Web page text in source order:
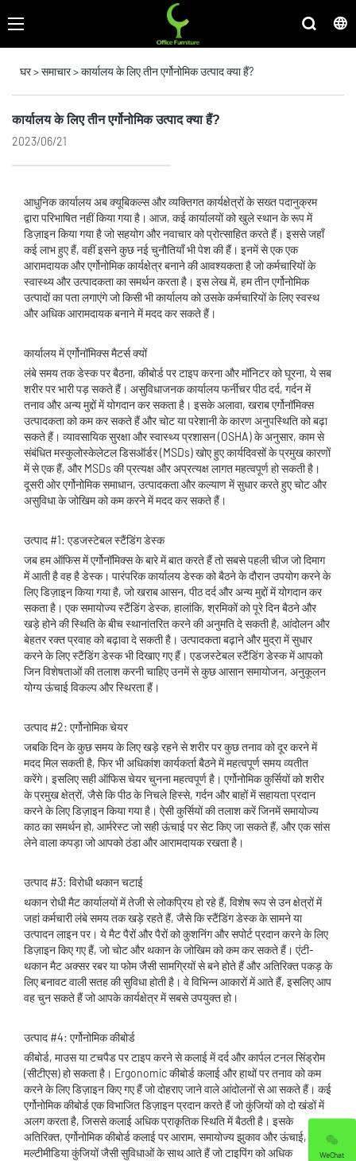
घर>समाचार>कार्यालय के लिए तीन एर्गोनोमिक उत्पाद क्या हैं?
कार्यालय के लिए तीन एर्गोनोमिक उत्पाद क्या हैं?
2023/06/21
आधुनिक कार्यालय अब क्यूबिकल्स और व्यक्तिगत कार्यक्षेत्रों के सख्त पदानुक्रम
द्वारा परिभाषित नहीं किया गया है। आज, कई कार्यालयों को खुले स्थान के रूप में
डिज़ाइन किया गया है जो सहयोग और नवाचार को प्रोत्साहित करते हैं। इससे जहाँ
कई लाभ हुए हैं, वहीं इसने कुछ नई चुनौतियाँ भी पेश की हैं। इनमें से एक एक
आरामदायक और एर्गोनोमिक कार्यक्षेत्र बनाने की आवश्यकता है जो कर्मचारियों के
स्वास्थ्य और उत्पादकता का समर्थन करता है। इस लेख में, हम तीन एर्गोनोमिक
उत्पादों का पता लगाएंगे जो किसी भी कार्यालय को उसके कर्मचारियों के लिए स्वस्थ
और अधिक आरामदायक बनाने में मदद कर सकते हैं।
कार्यालय में एर्गोनॉमिक्स मैटर्स क्यों
लंबे समय तक डेस्क पर बैठना, कीबोर्ड पर टाइप करना और मॉनिटर को घूरना, ये सब
शरीर पर भारी पड़ सकते हैं। असुविधाजनक कार्यालय फर्नीचर पीठ दर्द, गर्दन में
तनाव और अन्य मुद्दों में योगदान कर सकता है। इसके अलावा, खराब एर्गोनॉमिक्स
उत्पादकता को कम कर सकते हैं और चोट या परेशानी के कारण अनुपस्थिति को बढ़ा
सकते हैं। व्यावसायिक सुरक्षा और स्वास्थ्य प्रशासन (OSHA) के अनुसार, काम से
संबंधित मस्कुलोस्केलेटल डिसऑर्डर (MSDs) खोए हुए कार्यदिवसों के प्रमुख कारणों
में से एक हैं, और MSDs की प्रत्यक्ष और अप्रत्यक्ष लागत महत्वपूर्ण हो सकती है।
दूसरी ओर एर्गोनोमिक समाधान, उत्पादकता और कल्याण में सुधार करते हुए चोट और
असुविधा के जोखिम को कम करने में मदद कर सकते हैं।
उत्पाद #1: एडजस्टेबल स्टैंडिंग डेस्क
जब हम ऑफिस में एर्गोनॉमिक्स के बारे में बात करते हैं तो सबसे पहली चीज जो दिमाग
में आती है वह है डेस्क। पारंपरिक कार्यालय डेस्क को बैठने के दौरान उपयोग करने के
लिए डिज़ाइन किया गया है, जो खराब आसन, पीठ दर्द और अन्य मुद्दों में योगदान कर
सकता है। एक समायोज्य स्टैंडिंग डेस्क, हालांकि, श्रमिकों को पूरे दिन बैठने और
खड़े होने की स्थिति के बीच स्थानांतरित करने की अनुमति दे सकती है, आंदोलन और
बेहतर रक्त प्रवाह को बढ़ावा दे सकती है। उत्पादकता बढ़ाने और मुद्रा में सुधार
करने के लिए स्टैंडिंग डेस्क भी दिखाए गए हैं। एडजस्टेबल स्टैंडिंग डेस्क में आपको
जिन विशेषताओं की तलाश करनी चाहिए उनमें से कुछ आसान समायोजन, अनुकूलन
योग्य ऊंचाई विकल्प और स्थिरता हैं।
उत्पाद #2: एर्गोनोमिक चेयर
जबकि दिन के कुछ समय के लिए खड़े रहने से शरीर पर कुछ तनाव को दूर करने में
मदद मिल सकती है, फिर भी अधिकांश कार्यकर्ता बैठने में महत्वपूर्ण समय व्यतीत
करेंगे। इसलिए सही ऑफिस चेयर चुनना महत्वपूर्ण है। एर्गोनोमिक कुर्सियों को शरीर
के प्रमुख क्षेत्रों, जैसे कि पीठ के निचले हिस्से, गर्दन और बाहों में सहायता प्रदान
करने के लिए डिज़ाइन किया गया है। ऐसी कुर्सियों की तलाश करें जिनमें समायोज्य
काठ का समर्थन हो, आर्मरेस्ट जो सही ऊंचाई पर सेट किए जा सकते हैं, और एक सांस
लेने वाला कपड़ा जो आपको ठंडा और आरामदायक रखता है।
उत्पाद #3: विरोधी थकान चटाई
थकान रोधी मैट कार्यालयों में तेजी से लोकप्रिय हो रहे हैं, विशेष रूप से उन क्षेत्रों में
जहां कर्मचारी लंबे समय तक खड़े रहते हैं, जैसे कि स्टैंडिंग डेस्क के सामने या
उत्पादन लाइन पर। ये मैट पैरों और पैरों को कुशनिंग और सपोर्ट प्रदान करने के लिए
डिज़ाइन किए गए हैं, जो चोट और थकान के जोखिम को कम कर सकते हैं। एंटी-
थकान मैट अक्सर रबर या फोम जैसी सामग्रियों से बने होते हैं और अतिरिक्त पकड़ के
लिए बनावट वाली सतह की सुविधा होती है। वे विभिन्न आकारों में आते हैं, इसलिए आप
वह चुन सकते हैं जो आपके कार्यक्षेत्र में सबसे उपयुक्त हो।
उत्पाद #4: एर्गोनोमिक कीबोर्ड
कीबोर्ड, माउस या टचपैड पर टाइप करने से कलाई में दर्द और कार्पल टनल सिंड्रोम
(सीटीएस) हो सकता है। Ergonomic कीबोर्ड कलाई और हाथों पर तनाव को कम
करने के लिए डिज़ाइन किए गए हैं जो दोहराए जाने वाले आंदोलनों से आ सकते हैं। कई
एर्गोनोमिक कीबोर्ड एक विभाजित डिज़ाइन प्रदान करते हैं जो कुंजियों को दो खंडों में
अलग करता है, जिससे कलाई अधिक प्राकृतिक स्थिति में बैठती है। इसके
अतिरिक्त, एर्गोनोमिक कीबोर्ड कलाई पर आराम, समायोज्य झुकाव और ऊंचाई, और
मल्टीमीडिया कुंजियों जैसी सुविधाओं के साथ आते हैं जो टाइपिंग को अधिक
WeChat